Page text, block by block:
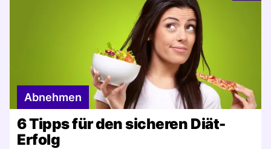
Abnehmen
6 Tipps für den sicheren Diät-
Erfolg